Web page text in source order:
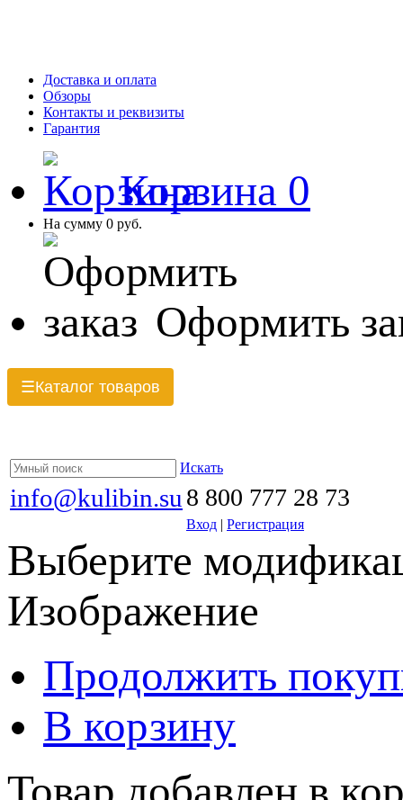
Доставка и оплата
Обзоры
Контакты и реквизиты
Гарантия
Корзина 0
На сумму 0 руб.
Оформить
☰Каталог товаров
Искать
info@kulibin.su 8 800 777 28 73
Вход | Регистрация
Выберите
Изображение
Продолжить
В корзину